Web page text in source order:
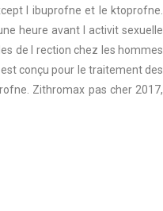
l ibuprofne et le ktoprofne.
heure avant l activit sexuelle
de l rection chez les hommes
conçu pour le traitement des
Zithromax pas cher 2017,